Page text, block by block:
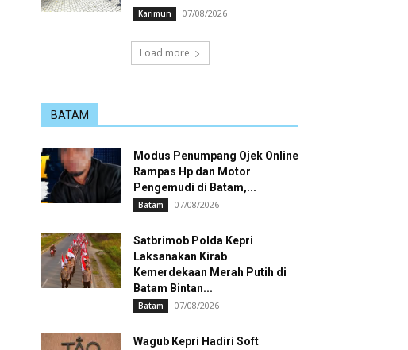
Karimun 07/08/2026
Load more
BATAM
Modus Penumpang Ojek Online
Rampas Hp dan Motor
Pengemudi di Batam,...
Batam 07/08/2026
Satbrimob Polda Kepri
Laksanakan Kirab
Kemerdekaan Merah Putih di
Batam Bintan...
Batam 07/08/2026
Wagub Kepri Hadiri Soft